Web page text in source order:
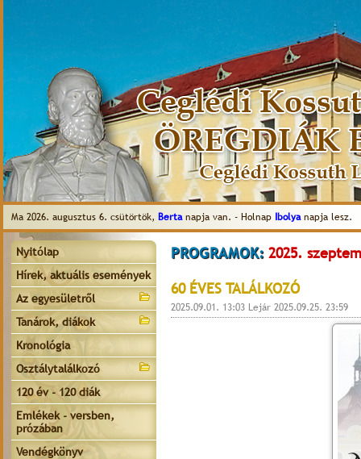
Ma 2026. augusztus 6. csütörtök, Bertanapja van. - Holnap Ibolyanapja lesz.
Nyitólap
Hírek, aktuális események
Az egyesületről
Tanárok, diákok
Kronológia
Osztálytalálkozó
120 év - 120 diák
Emlékek - versben,
prózában
Vendégkönyv
PROGRAMOK: 2025.
60 ÉVES TALÁLKOZÓ
2025.09.01. 13:03 Lejár 2025.09.25. 23:59